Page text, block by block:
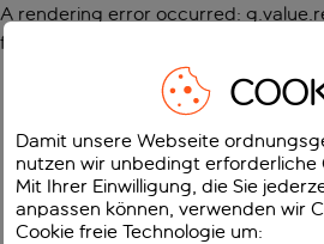
A rendering error occurred:
function
Damit unsere Webseite
nutzen wir unbedingt erforderliche
Mit Ihrer Einwilligung, die Sie
anpassen können, verwenden wir
Cookie freie Technologie um: